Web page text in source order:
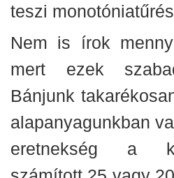
teszi
Nem is írok
mert ezek
Bánjunk
alapanyagunkban
eretnekség a